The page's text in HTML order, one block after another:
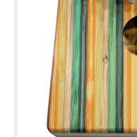
Estuches y fundas
Fajas y colgantes
Accesorios
Cuerdas
Electrico